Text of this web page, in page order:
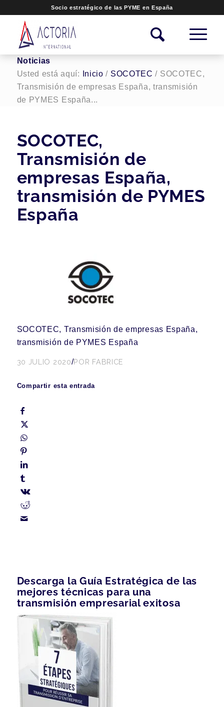
Socio estratégico de las PYME en España
Noticias
Usted está aquí:
Inicio / SOCOTEC / SOCOTEC,
Transmisión de empresas España, transmisión
de PYMES España...
SOCOTEC,
Transmisión de
empresas España,
transmisión de PYMES
España
SOCOTEC, Transmisión de empresas España,
transmisión de PYMES España
30 JULIO 2020/POR FABRICE
Compartir esta entrada
Descarga la Guía Estratégica de las
mejores técnicas para una
transmisión empresarial exitosa